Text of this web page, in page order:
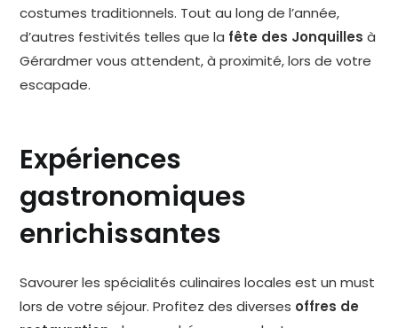
costumes traditionnels. Tout au long de l’année,
d’autres festivités telles que la fête des Jonquilles à
Gérardmer vous attendent, à proximité, lors de votre
escapade.
Expériences
gastronomiques
enrichissantes
Savourer les spécialités culinaires locales est un must
lors de votre séjour. Profitez des diverses offres de